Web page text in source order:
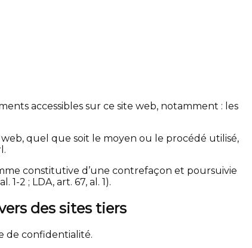
accessibles sur ce site web, notamment : les
quel que soit le moyen ou le procédé utilisé,
constitutive d’une contrefaçon et poursuivie
2 ; LDA, art. 67, al. 1).
des sites tiers
de confidentialité.